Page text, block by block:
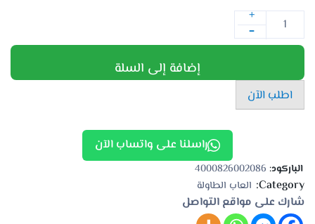
-
+
إضافة إلى السلة
اطلب الآن
راسلنا على واتساب الآن
الباركود: 4000826002086
Category: العاب الطاولة
شارك على مواقع التواصل